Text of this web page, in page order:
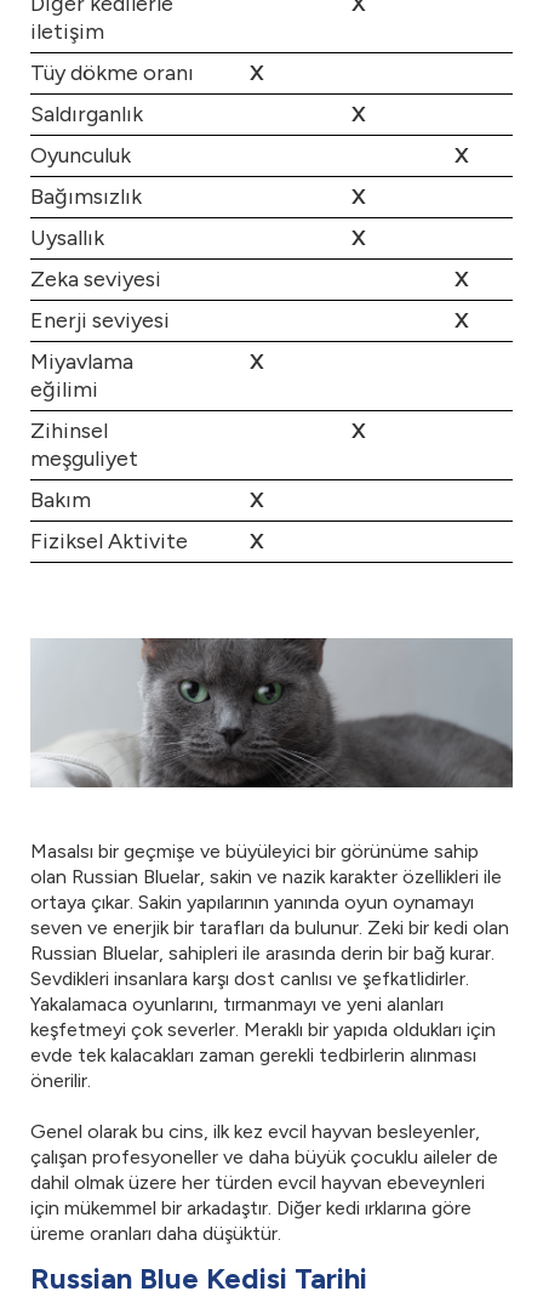
iletişim
Tüy dökme oranı
X
Saldırganlık
X
Oyunculuk
X
Bağımsızlık
X
Uysallık
X
Zeka seviyesi
X
Enerji seviyesi
X
Miyavlama
eğilimi
X
Zihinsel
meşguliyet
X
Bakım
X
Fiziksel Aktivite
X
Masalsı bir geçmişe ve büyüleyici bir görünüme sahip
olan Russian Bluelar, sakin ve nazik karakter özellikleri ile
ortaya çıkar. Sakin yapılarının yanında oyun oynamayı
seven ve enerjik bir tarafları da bulunur. Zeki bir kedi olan
Russian Bluelar, sahipleri ile arasında derin bir bağ kurar.
Sevdikleri insanlara karşı dost canlısı ve şefkatlidirler.
Yakalamaca oyunlarını, tırmanmayı ve yeni alanları
keşfetmeyi çok severler. Meraklı bir yapıda oldukları için
evde tek kalacakları zaman gerekli tedbirlerin alınması
önerilir.
Genel olarak bu cins, ilk kez evcil hayvan besleyenler,
çalışan profesyoneller ve daha büyük çocuklu aileler de
dahil olmak üzere her türden evcil hayvan ebeveynleri
için mükemmel bir arkadaştır. Diğer kedi ırklarına göre
üreme oranları daha düşüktür.
Russian Blue Kedisi Tarihi